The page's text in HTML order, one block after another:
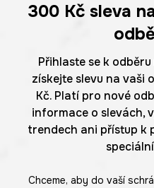
300 Kč sleva
Přihlaste se k
získejte slevu na vaši
Kč. Platí pro nové
informace o slevách,
trendech ani přístup k
Chceme, aby do vaší